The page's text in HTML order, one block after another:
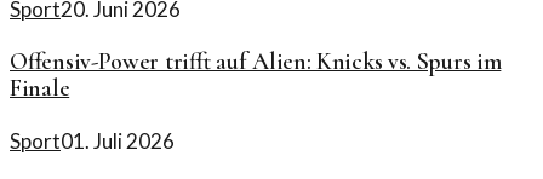
Sport20. Juni 2026
Offensiv-Power trifft auf Alien: Knicks vs. Spurs im
Finale
Sport01. Juli 2026